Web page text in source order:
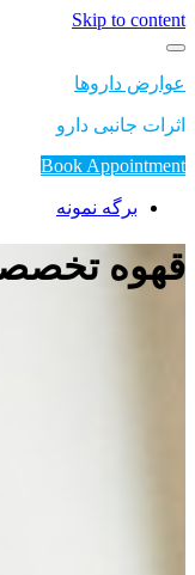
Skip to content
عوارض داروها
اثرات جانبی دارو
Book Appointment
برگه نمونه
قهوه